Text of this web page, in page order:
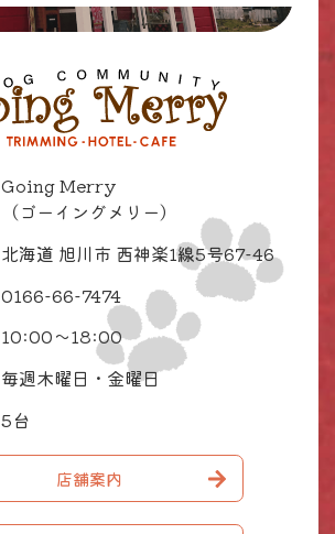
Going Merry
（ゴーイングメリー）
北海道 旭川市 西神楽1線5号67-46
0166-66-7474
10:00～18:00
毎週木曜日・金曜日
5台
店舗案内